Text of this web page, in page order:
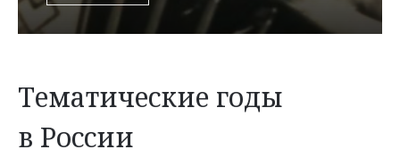
Тематические годы
в России